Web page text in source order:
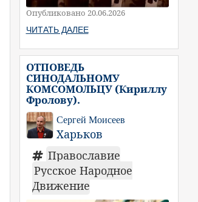
Опубликовано 20.06.2026
ЧИТАТЬ ДАЛЕЕ
ОТПОВЕДЬ
СИНОДАЛЬНОМУ
КОМСОМОЛЬЦУ (Кириллу
Фролову).
Сергей Моисеев
Харьков
Православие
Русское Народное
Движение